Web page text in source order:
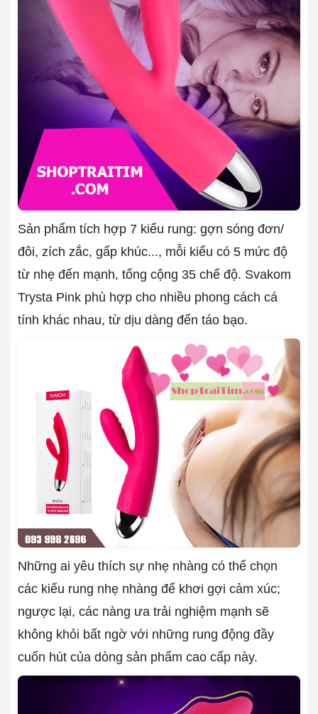
Sản phẩm tích hợp 7 kiểu rung: gợn sóng đơn/
đôi, zích zắc, gấp khúc..., mỗi kiểu có 5 mức độ
từ nhẹ đến mạnh, tổng cộng 35 chế độ. Svakom
Trysta Pink phù hợp cho nhiều phong cách cá
tính khác nhau, từ dịu dàng đến táo bạo.
Những ai yêu thích sự nhẹ nhàng có thể chọn
các kiểu rung nhẹ nhàng để khơi gợi cảm xúc;
ngược lại, các nàng ưa trải nghiệm mạnh sẽ
không khỏi bất ngờ với những rung động đầy
cuốn hút của dòng sản phẩm cao cấp này.